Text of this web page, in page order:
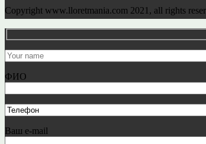
Copyright www.lloretmania.com 2021, all rights
ФИО
Ваш e-mail